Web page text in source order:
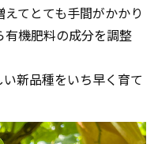
てとても手間がかかり
有機肥料の成分を調整
新品種をいち早く育て